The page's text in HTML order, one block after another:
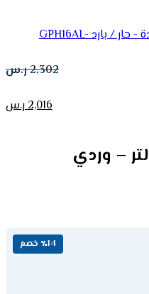
مكيف متنقل فريون جرى 16000 وحدة - حار / بارد GPH16AL-
2,302ر.س
2,016ر.س
غلاية مياه سينكور 1.5 لتر – وردي
٪14 خصم